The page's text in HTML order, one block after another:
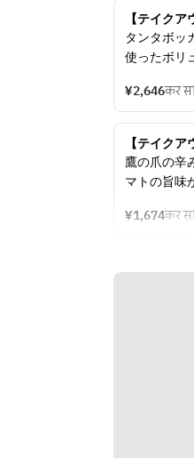
【テイク
ソース　も
タンタボッ
使ったボリ
¥2,646कर
【テイク
ースのペン
鷹の爪の辛
マトの旨味
¥1,674कर